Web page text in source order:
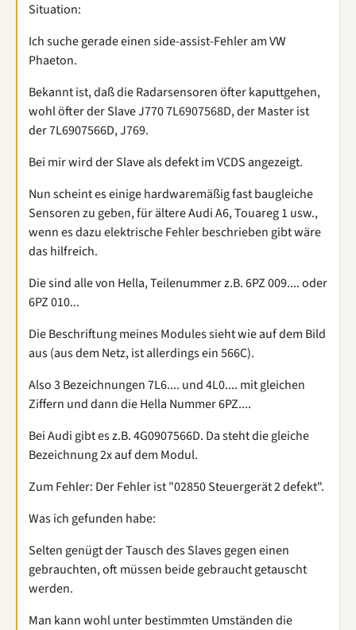
Situation:
Ich suche gerade einen side-assist-Fehler am VW
Phaeton.
Bekannt ist, daß die Radarsensoren öfter kaputtgehen,
wohl öfter der Slave J770 7L6907568D, der Master ist
der 7L6907566D, J769.
Bei mir wird der Slave als defekt im VCDS angezeigt.
Nun scheint es einige hardwaremäßig fast baugleiche
Sensoren zu geben, für ältere Audi A6, Touareg 1 usw.,
wenn es dazu elektrische Fehler beschrieben gibt wäre
das hilfreich.
Die sind alle von Hella, Teilenummer z.B. 6PZ 009.... oder
6PZ 010...
Die Beschriftung meines Modules sieht wie auf dem Bild
aus (aus dem Netz, ist allerdings ein 566C).
Also 3 Bezeichnungen 7L6.... und 4L0.... mit gleichen
Ziffern und dann die Hella Nummer 6PZ....
Bei Audi gibt es z.B. 4G0907566D. Da steht die gleiche
Bezeichnung 2x auf dem Modul.
Zum Fehler: Der Fehler ist "02850 Steuergerät 2 defekt".
Was ich gefunden habe:
Selten genügt der Tausch des Slaves gegen einen
gebrauchten, oft müssen beide gebraucht getauscht
werden.
Man kann wohl unter bestimmten Umständen die